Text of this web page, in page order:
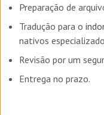
Preparação de
Tradução para o
nativos
Revisão por um
Entrega no prazo.